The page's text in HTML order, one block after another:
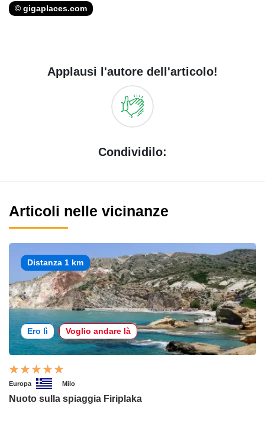
© gigaplaces.com
Applausi l'autore dell'articolo!
Condividilo:
Articoli nelle vicinanze
Distanza 1 km
Ero lì Voglio andare là
Europa Milo
Nuoto sulla spiaggia Firiplaka